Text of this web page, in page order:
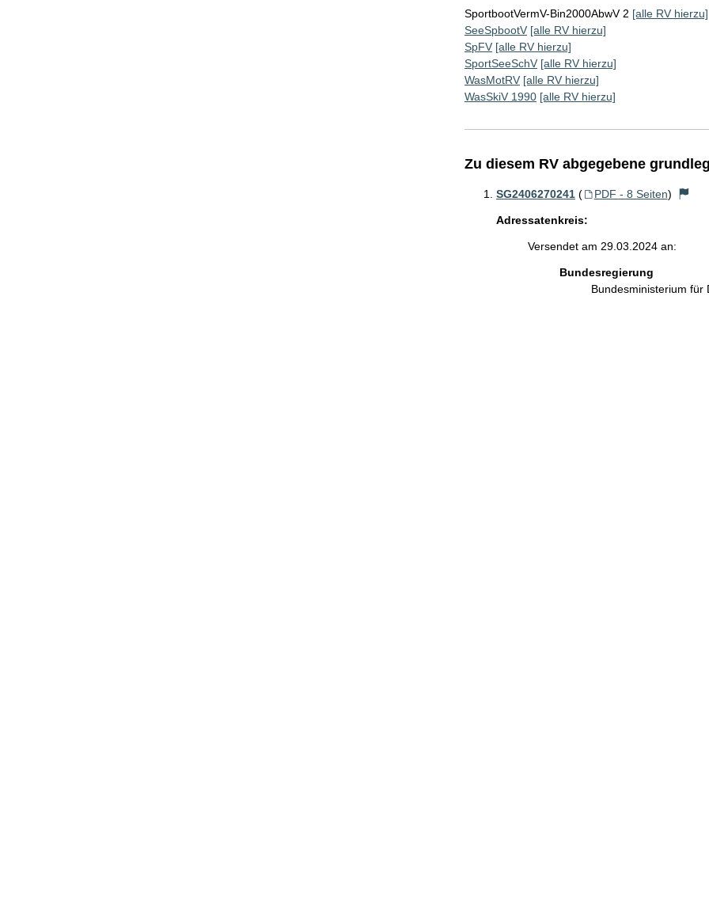
SportbootVermV-Bin2000AbwV 2 [alle RV hierzu]
SeeSpbootV [alle RV hierzu]
SpFV [alle RV hierzu]
SportSeeSchV [alle RV hierzu]
WasMotRV [alle RV hierzu]
WasSkiV 1990 [alle RV hierzu]
Zu diesem RV abgegebene
SG2406270241 ( PDF - 8 Seiten)
Adressatenkreis:
Versendet am 29.03.2024 an:
Bundesregierung
Bundesministerium für